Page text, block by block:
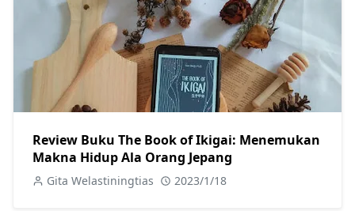
Review Buku The Book of Ikigai: Menemukan
Makna Hidup Ala Orang Jepang
Gita Welastiningtias 2023/1/18